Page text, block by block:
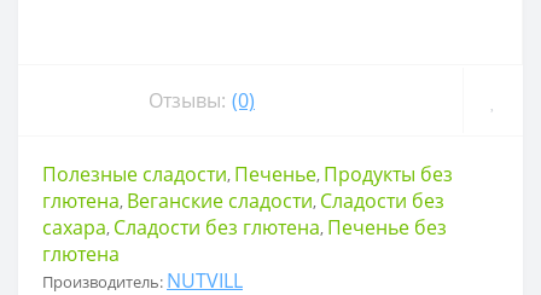
Отзывы: (0)
Полезные сладости, Печенье, Продукты без
глютена, Веганские сладости, Сладости без
сахара, Сладости без глютена, Печенье без
глютена
Производитель: NUTVILL